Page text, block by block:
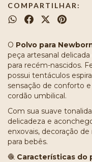
COMPARTILHAR:
O Polvo para
peça artesanal
para recém-nascidos.
possui tentáculos
sensação de conforto
cordão umbilical.
Com sua suave
delicadeza e
enxovais, decoração
para bebês.
🧶 Características do